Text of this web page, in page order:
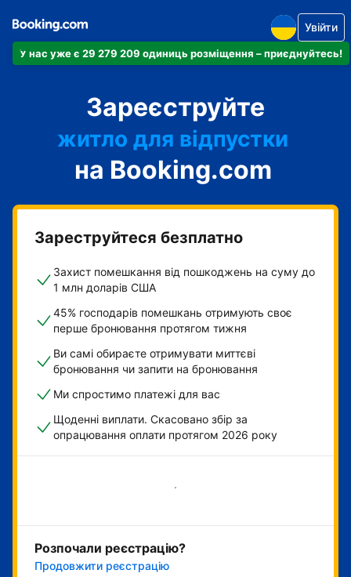
У нас уже є 29 279 209 одиниць розміщення – приєднуйтесь!
Увійти
Зареєструйте
готель
житло для відпустки
гостьовий будинок
готель типу "ліжко і
сніданок"
на Booking.com
Зареструйтеся безплатно
Захист помешкання від пошкоджень на суму до
1 млн доларів США
45% господарів помешкань отримують своє
перше бронювання протягом тижня
Ви самі обираєте отримувати миттєві
бронювання чи запити на бронювання
Ми спростимо платежі для вас
Щоденні виплати. Скасовано збір за
опрацювання оплати протягом 2026 року
Розпочати зараз
Розпочали реєстрацію?
Продовжити реєстрацію